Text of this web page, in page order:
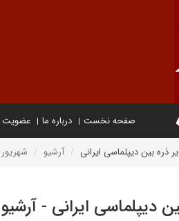
صفحه نخست درباره ما عضویت
ذره بین دیپلماسی ایرانی آرشیو شهریور ۱۳۹۵
دیپلماسی ایرانی - آرشیو